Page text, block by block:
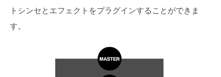
トシンセとエフェクトをプラグインすることができま
す。